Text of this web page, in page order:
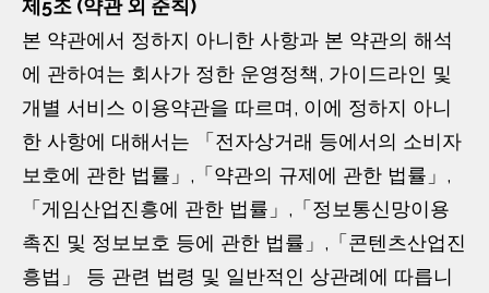
제5조 (약관 외 준칙)
본 약관에서 정하지 아니한 사항과 본 약관의 해석
에 관하여는 회사가 정한 운영정책, 가이드라인 및
개별 서비스 이용약관을 따르며, 이에 정하지 아니
한 사항에 대해서는 「전자상거래 등에서의 소비자
보호에 관한 법률」,「약관의 규제에 관한 법률」,
「게임산업진흥에 관한 법률」,「정보통신망이용
촉진 및 정보보호 등에 관한 법률」,「콘텐츠산업진
흥법」 등 관련 법령 및 일반적인 상관례에 따릅니